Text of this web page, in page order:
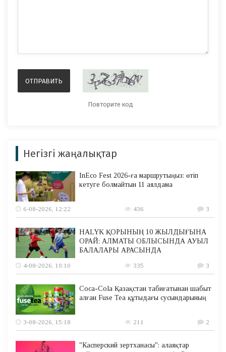
Негізгі жаңалықтар
InEco Fest 2026-ға маршрутыңыз: өтіп
кетуге болмайтын 11 аялдама
6-08-2026, 12:22 436 3
HALYK ҚОРЫНЫҢ 10 ЖЫЛДЫҒЫНА
ОРАЙ: АЛМАТЫ ОБЛЫСЫНДА АУЫЛ
БАЛАЛАРЫ АРАСЫНДА
4-08-2026, 10:10
335 3
Coca-Cola Қазақстан табиғатынан шабыт
алған Fuse Tea құтыдағы сусындарының
3-08-2026, 15:18 211 2
"Касперский зертханасы": алаяқтар